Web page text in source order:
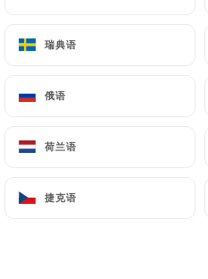
瑞典语
俄语
荷兰语
捷克语
图库
瑞典语
俄语
荷兰语
捷克语